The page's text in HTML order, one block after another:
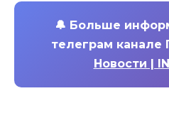
🔔 Больше
телеграм
Новости |